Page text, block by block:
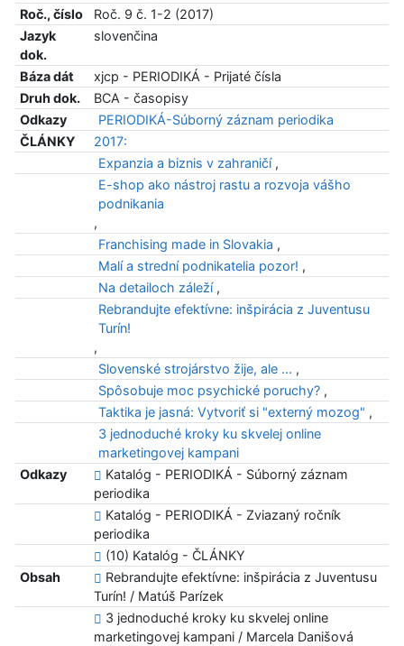
Roč., číslo
Roč. 9 č. 1-2 (2017)
Jazyk
dok.
slovenčina
Báza dát
xjcp - PERIODIKÁ - Prijaté čísla
Druh dok.
BCA - časopisy
Odkazy
PERIODIKÁ-Súborný záznam periodika
ČLÁNKY
2017:
Expanzia a biznis v zahraničí ,
E-shop ako nástroj rastu a rozvoja vášho
podnikania
,
Franchising made in Slovakia ,
Malí a strední podnikatelia pozor! ,
Na detailoch záleží ,
Rebrandujte efektívne: inšpirácia z Juventusu
Turín!
,
Slovenské strojárstvo žije, ale ... ,
Spôsobuje moc psychické poruchy? ,
Taktika je jasná: Vytvoriť si "externý mozog" ,
3 jednoduché kroky ku skvelej online
marketingovej kampani
Odkazy
Katalóg - PERIODIKÁ - Súborný záznam
periodika
Katalóg - PERIODIKÁ - Zviazaný ročník
periodika
(10) Katalóg - ČLÁNKY
Obsah
Rebrandujte efektívne: inšpirácia z Juventusu
Turín! / Matúš Parízek
3 jednoduché kroky ku skvelej online
marketingovej kampani / Marcela Danišová